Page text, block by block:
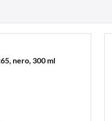
nero, 300 ml